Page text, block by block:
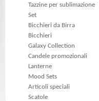
Tazzine per sublimazione
Set
Bicchieri da Birra
Bicchieri
Galaxy Collection
Candele promozionali
Lanterne
Mood Sets
Articoli speciali
Scatole